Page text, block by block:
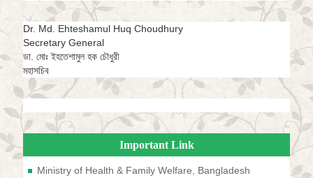
Dr. Md. Ehteshamul Huq Choudhury
Secretary General
ডা. মোঃ ইহতেশামুল হক চৌধুরী
মহাসচিব
Important Link
Ministry of Health & Family Welfare, Bangladesh